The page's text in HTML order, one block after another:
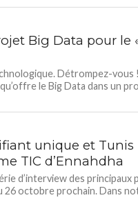
Big Data pour le
Détrompez-vous
le Big Data dans un
unique et Tunis
TIC d’Ennahdha
d’interview des principaux
26 octobre prochain. Dans